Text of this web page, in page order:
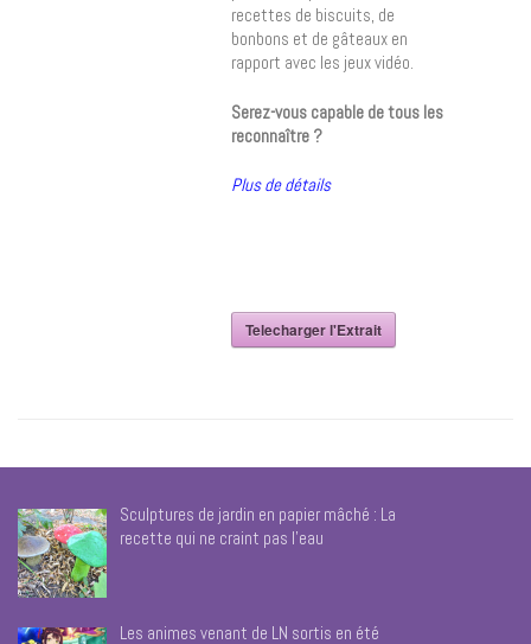
recettes de biscuits, de
bonbons et de gâteaux en
rapport avec les jeux vidéo.
Serez-vous capable de tous les
reconnaître ?
Plus de détails
Telecharger l'Extrait
Sculptures de jardin en papier mâché : La
recette qui ne craint pas l’eau
Les animes venant de LN sortis en été